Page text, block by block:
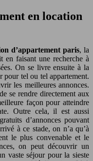
en location
d’appartement paris, la
en faisant une recherche à
On se livre ensuite à la
tel ou tel appartement.
les meilleures annonces.
se rendre directement aux
façon pour atteindre
Outre cela, il est aussi
d’annonces pouvant
à ce stade, on n’a qu’à
le plus convenable et le
on peut découvrir un
vaste séjour pour la sieste